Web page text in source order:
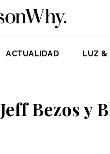
ACTUALIDAD LUZ &
Jeff Bezos y